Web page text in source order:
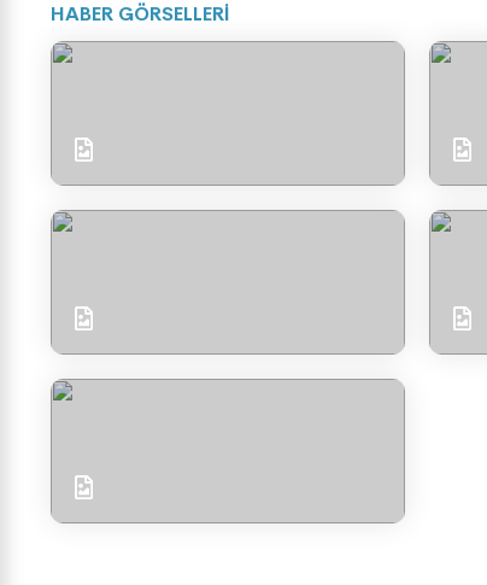
HABER GÖRSELLERİ